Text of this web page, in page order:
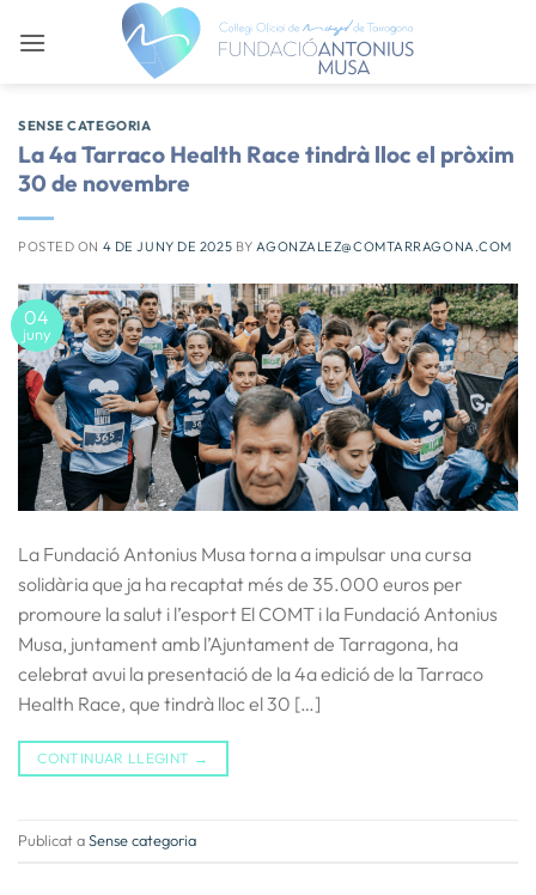
SENSE CATEGORIA
La 4a Tarraco Health Race tindrà lloc el pròxim
30 de novembre
POSTED ON 4 DE JUNY DE 2025 BY AGONZALEZ@COMTARRAGONA.COM
04
juny
La Fundació Antonius Musa torna a impulsar una cursa
solidària que ja ha recaptat més de 35.000 euros per
promoure la salut i l’esport El COMT i la Fundació Antonius
Musa, juntament amb l’Ajuntament de Tarragona, ha
celebrat avui la presentació de la 4a edició de la Tarraco
Health Race, que tindrà lloc el 30 […]
CONTINUAR LLEGINT →
Publicat aSense categoria